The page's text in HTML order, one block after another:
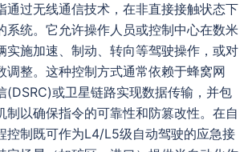
通过无线通信技术，在非直接接触状态下
系统。它允许操作人员或控制中心在数米
实施加速、制动、转向等驾驶操作，或对
调整。这种控制方式通常依赖于蜂窝网
(DSRC)或卫星链路实现数据传输，并包
制以确保指令的可靠性和防篡改性。在自
控制既可作为L4/L5级自动驾驶的应急接